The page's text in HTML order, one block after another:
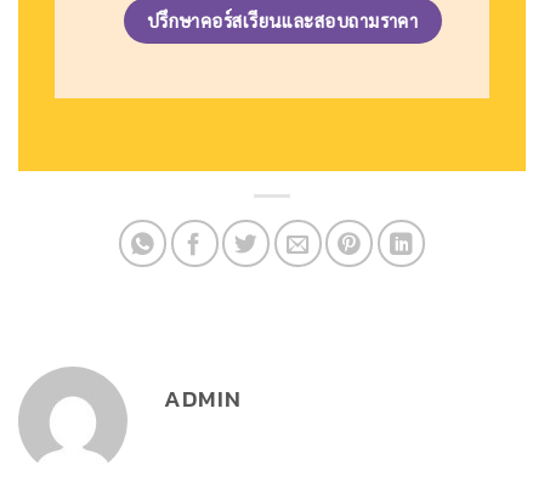
ปรึกษาคอร์สเรียนและสอบถามราคา
ADMIN